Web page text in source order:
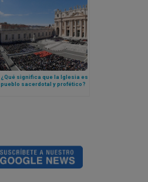
¿Qué significa que la Iglesia es
pueblo sacerdotal y profético?